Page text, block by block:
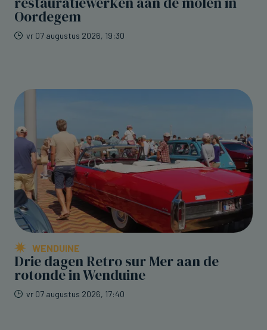
Oordegem
vr 07 augustus 2026, 19:30
WENDUINE
Drie dagen Retro sur Mer aan de
rotonde in Wenduine
vr 07 augustus 2026, 17:40